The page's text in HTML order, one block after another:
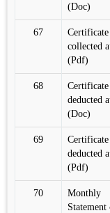
(Doc)
67
collected
(Pdf)
68
deducted
(Doc)
69
deducted
(Pdf)
70
Monthly